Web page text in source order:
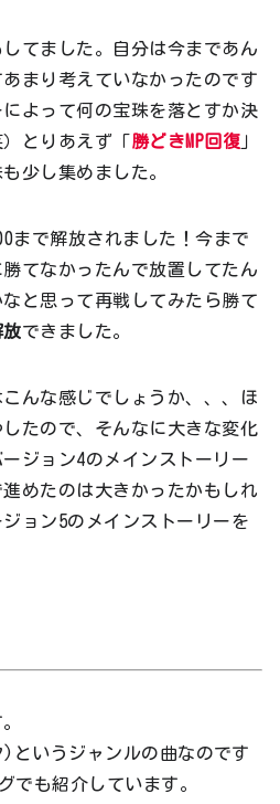
てました。自分は今まであん
まり考えていなかったのです
よって何の宝珠を落とすか決
とりあえず「勝どきMP回復 」
少し集めました。
まで解放されました！今まで
てなかったんで放置してたん
と思って再戦してみたら勝て
放できました。
んな感じでしょうか、、、ほ
たので、そんなに大きな変化
ジョン4のメインストーリー
めたのは大きかったかもしれ
ョン5のメインストーリーを
)というジャンルの曲なのです
でも紹介しています。